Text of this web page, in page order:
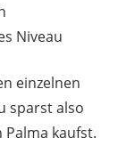
Niveau
einzelnen
sparst also
kaufst.